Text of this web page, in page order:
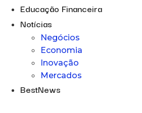
Educação Financeira
Notícias
Negócios
Economia
Inovação
Mercados
BestNews